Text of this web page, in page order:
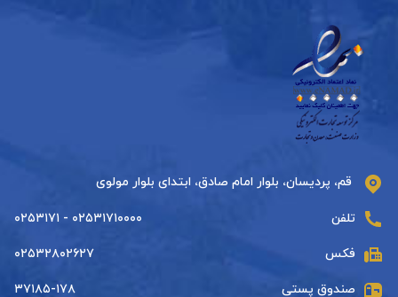
قم، پردیسان، بلوار امام صادق، ابتدای بلوار مولوی
تلفن ۰۲۵۳۱۷۱۰۰۰۰ - ۰۲۵۳۱۷۱
فکس ۰۲۵۳۲۸۰۲۶۲۷
صندوق پستی ۳۷۱۸۵-۱۷۸